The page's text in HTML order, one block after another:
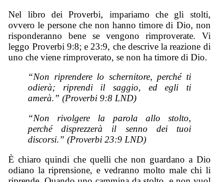
Nel libro dei Proverbi, impariamo che gli stolti,
ovvero le persone che non hanno timore di Dio, non
risponderanno bene se vengono rimproverate. Vi
leggo Proverbi 9:8; e 23:9, che descrive la reazione di
uno che viene rimproverato, se non ha timore di Dio.
“Non riprendere lo schernitore, perché ti
odierà; riprendi il saggio, ed egli ti
amerà.” (Proverbi 9:8 LND)
“Non rivolgere la parola allo stolto,
perché disprezzerà il senno dei tuoi
discorsi.” (Proverbi 23:9 LND)
È chiaro quindi che quelli che non guardano a Dio
odiano la riprensione, e vedranno molto male chi li